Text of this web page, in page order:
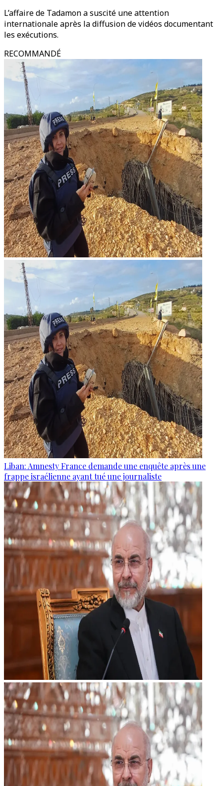
L’affaire de Tadamon a suscité une attention
internationale après la diffusion de vidéos documentant
les exécutions.
RECOMMANDÉ
Liban: Amnesty France demande une enquête après une
frappe israélienne ayant tué une journaliste